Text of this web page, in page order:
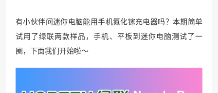
有小伙伴问迷你电脑能用手机氮化镓充电器吗？本期简单
试用了绿联两款样品，手机、平板到迷你电脑测试了一
圈，下面我们开始啦～